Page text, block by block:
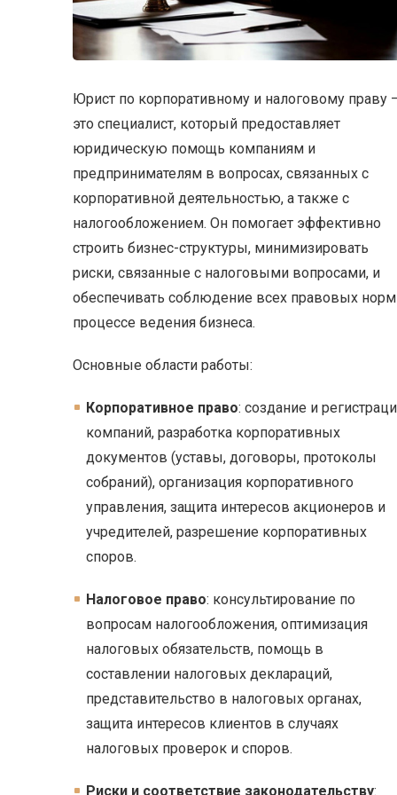
Юрист по корпоративному и налоговому праву
это специалист, который предоставляет
юридическую помощь компаниям и
предпринимателям в вопросах, связанных с
корпоративной деятельностью, а также с
налогообложением. Он помогает эффективно
строить бизнес-структуры, минимизировать
риски, связанные с налоговыми вопросами, и
обеспечивать соблюдение всех правовых
процессе ведения бизнеса.
Основные области работы:
Корпоративное право: создание и
компаний, разработка корпоративных
документов (уставы, договоры, протоколы
собраний), организация корпоративного
управления, защита интересов акционеров и
учредителей, разрешение корпоративных
споров.
Налоговое право: консультирование по
вопросам налогообложения, оптимизация
налоговых обязательств, помощь в
составлении налоговых деклараций,
представительство в налоговых органах,
защита интересов клиентов в случаях
налоговых проверок и споров.
Риски и соответствие законодательству: